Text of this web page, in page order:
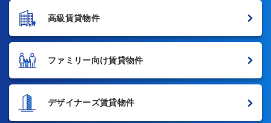
高級賃貸物件
ファミリー向け賃貸物件
デザイナーズ賃貸物件